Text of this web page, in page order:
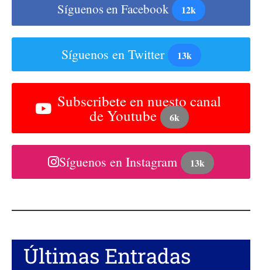
Síguenos en Facebook 12k
Síguenos en Twitter 13k
Subscribete en nuesto canal
de Youtube 6k
Síguenos en Instagram 13k
Últimas Entradas